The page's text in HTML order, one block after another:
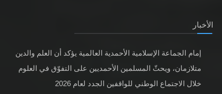
الأخبار
إمام الجماعة الإسلامية الأحمدية العالمية يؤكد أن العلم والدين
متلازمان، ويحثّ المسلمين الأحمديين على التفوّق في العلوم
خلال الاجتماع الوطني للواقفين الجدد لعام 2026